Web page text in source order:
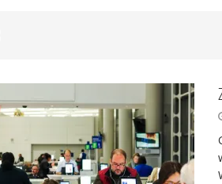
Wann hat
verabschiedet? ALLGEMEIN